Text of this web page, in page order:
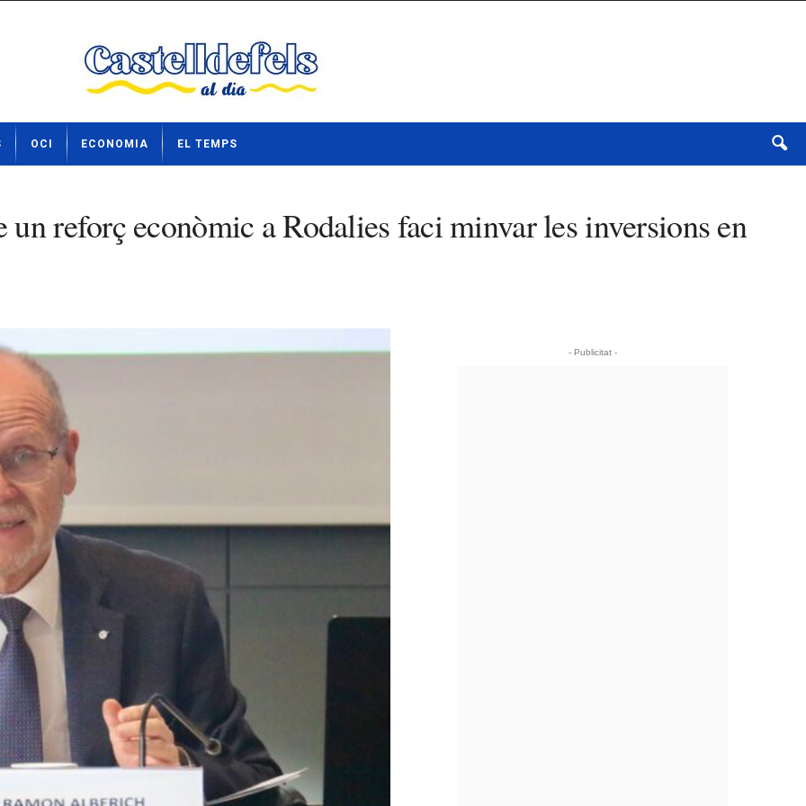
OCI ECONOMIA EL TEMPS
reforç econòmic a Rodalies faci minvar les inversions en
- Publicitat -